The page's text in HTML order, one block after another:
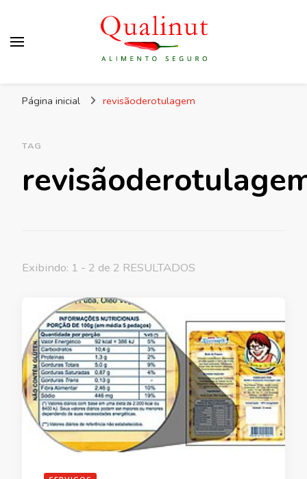
dos alimentos e rotulagem.
Página inicial revisãoderotulagem
TAG
Exibindo: 1 - 2 de 2 RESULTADOS